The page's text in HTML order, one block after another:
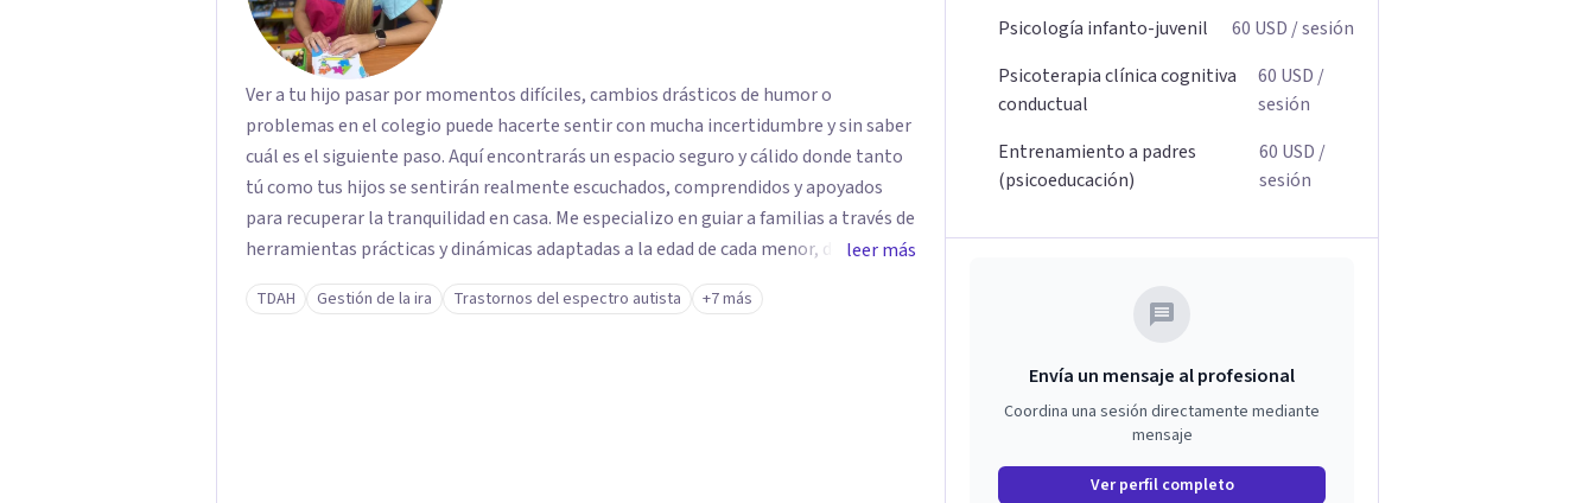
Ver a tu hijo pasar por momentos difíciles, cambios drásticos de humor o
problemas en el colegio puede hacerte sentir con mucha incertidumbre y sin saber
cuál es el siguiente paso. Aquí encontrarás un espacio seguro y cálido donde tanto
tú como tus hijos se sentirán realmente escuchados, comprendidos y apoyados
para recuperar la tranquilidad en casa. Me especializo en guiar a familias a través de
herramientas prácticas y dinámicas adaptadas a la edad de cada menor, dejando de
lado las etiquetas y los tecnicismos. Mi forma de trabajar se centra en entender las
emociones que hay detrás del comportamiento, ayudándoles a desarrollar la
leer más
TDAH Gestión de la ira Trastornos del espectro autista +7 más
Psicología infanto-juvenil
60 USD / sesión
Psicoterapia clínica cognitiva
conductual
60 USD /
sesión
Entrenamiento a padres
(psicoeducación)
60 USD /
sesión
Envía un mensaje al profesional
Coordina una sesión directamente mediante
mensaje
Ver perfil completo